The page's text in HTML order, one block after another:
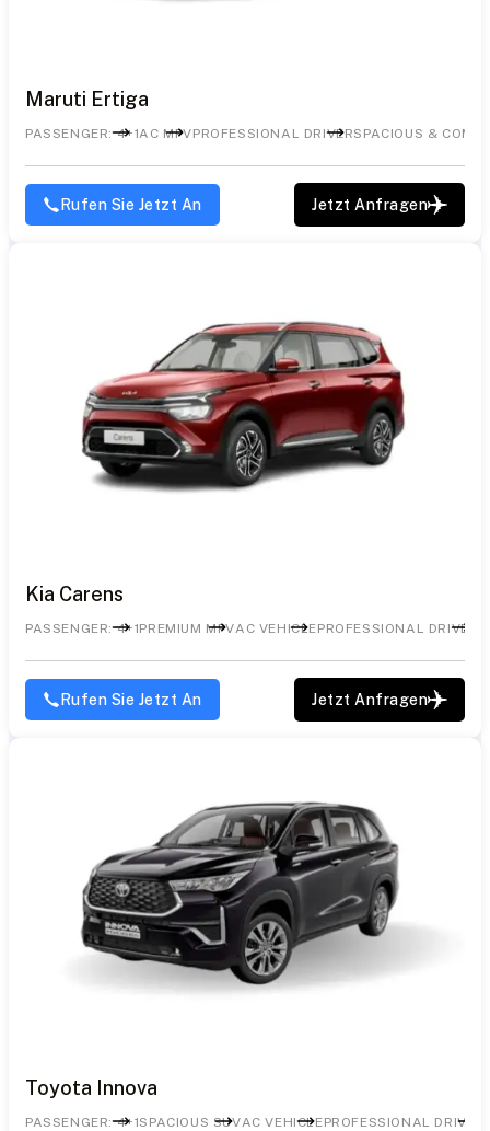
Maruti Ertiga
PASSENGER: 4+1AC MPVPROFESSIONAL DRIVERSPACIOUS &
Rufen Sie Jetzt An Jetzt Anfragen
Kia Carens
PASSENGER: 4+1PREMIUM MPVAC VEHICLEPROFESSIONAL DRIVER
Rufen Sie Jetzt An Jetzt Anfragen
Toyota Innova
PASSENGER: 4+1SPACIOUS SUVAC VEHICLEPROFESSIONAL DRIVER